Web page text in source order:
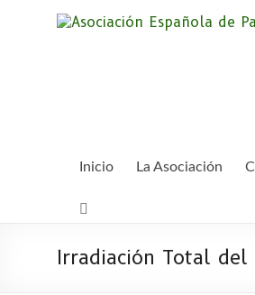
Inicio La Asociación
Irradiación Total del